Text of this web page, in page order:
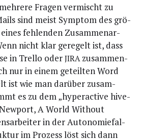
Fra­gen ver­mischt zu
sind meist Sym­ptom des grö­
feh­len­den Zusam­men­ar­
nicht klar gere­gelt ist, dass
in Trel­lo oderJIRAzusam­men­
nur in einem geteil­ten Word
ist wie man dar­über zusam­
es zu dem „hyperac­ti­ve hive­
A World Wit­hout
in der Auto­no­mie­fal­
im Pro­zess löst sich dann